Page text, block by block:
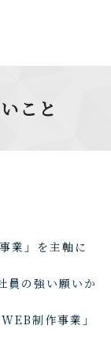
こと
業」を主軸に
員の強い願いか
制作事業」